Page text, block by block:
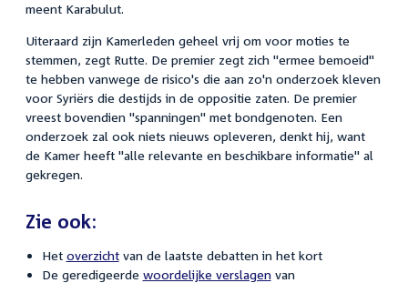
meent Karabulut.
Uiteraard zijn Kamerleden geheel vrij om voor moties te
stemmen, zegt Rutte. De premier zegt zich "ermee bemoeid"
te hebben vanwege de risico's die aan zo'n onderzoek kleven
voor Syriërs die destijds in de oppositie zaten. De premier
vreest bovendien "spanningen" met bondgenoten. Een
onderzoek zal ook niets nieuws opleveren, denkt hij, want
de Kamer heeft "alle relevante en beschikbare informatie" al
gekregen.
Zie ook:
Het overzichtvan de laatste debatten in het kort
De geredigeerde woordelijke verslagenvan